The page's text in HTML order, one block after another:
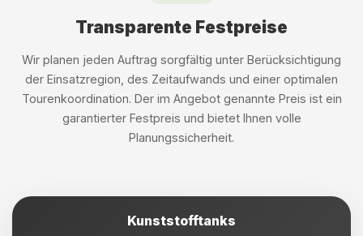
Transparente Festpreise
Wir planen jeden Auftrag sorgfältig unter Berücksichtigung
der Einsatzregion, des Zeitaufwands und einer optimalen
Tourenkoordination. Der im Angebot genannte Preis ist ein
garantierter Festpreis und bietet Ihnen volle
Planungssicherheit.
Kunststofftanks